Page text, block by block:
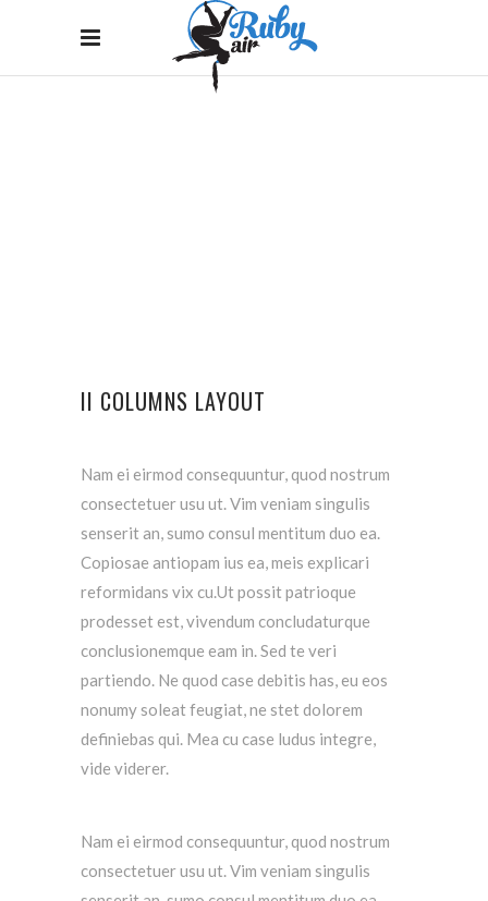
II COLUMNS LAYOUT
Nam ei eirmod consequuntur, quod nostrum
consectetuer usu ut. Vim veniam singulis
senserit an, sumo consul mentitum duo ea.
Copiosae antiopam ius ea, meis explicari
reformidans vix cu.Ut possit patrioque
prodesset est, vivendum concludaturque
conclusionemque eam in. Sed te veri
partiendo. Ne quod case debitis has, eu eos
nonumy soleat feugiat, ne stet dolorem
definiebas qui. Mea cu case ludus integre,
vide viderer.
Nam ei eirmod consequuntur, quod nostrum
consectetuer usu ut. Vim veniam singulis